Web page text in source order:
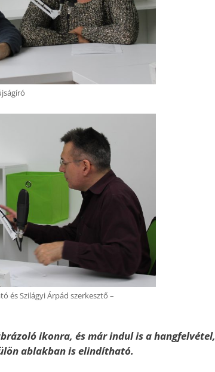
és Szilágyi Árpád szerkesztő –
ikonra, és már indul is a hangfelvétel,
ablakban is elindítható.